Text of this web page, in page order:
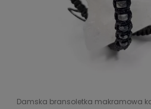
Damska bransoletka makramowa